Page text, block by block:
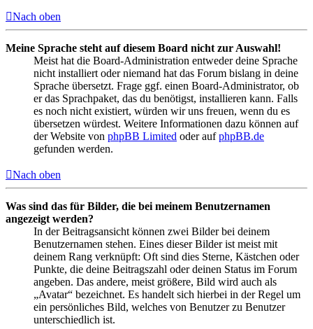
Nach oben
Meine Sprache steht auf diesem Board nicht zur Auswahl!
Meist hat die Board-Administration entweder deine Sprache
nicht installiert oder niemand hat das Forum bislang in deine
Sprache übersetzt. Frage ggf. einen Board-Administrator, ob
er das Sprachpaket, das du benötigst, installieren kann. Falls
es noch nicht existiert, würden wir uns freuen, wenn du es
übersetzen würdest. Weitere Informationen dazu können auf
der Website von phpBB Limited oder aufphpBB.de
gefunden werden.
Nach oben
Was sind das für Bilder, die bei meinem Benutzernamen
angezeigt werden?
In der Beitragsansicht können zwei Bilder bei deinem
Benutzernamen stehen. Eines dieser Bilder ist meist mit
deinem Rang verknüpft: Oft sind dies Sterne, Kästchen oder
Punkte, die deine Beitragszahl oder deinen Status im Forum
angeben. Das andere, meist größere, Bild wird auch als
„Avatar“ bezeichnet. Es handelt sich hierbei in der Regel um
ein persönliches Bild, welches von Benutzer zu Benutzer
unterschiedlich ist.